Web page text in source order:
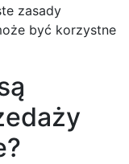
zasady
być korzystne